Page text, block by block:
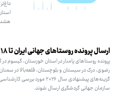
ارسال پرونده روستاهای جهانی ایران تا ۱۸ خرداد به UN Tourism
پرونده روستاهای پامنار در استان خوزستان، گیسوم در
رضوی، درک در سیستان و بلوچستان، قلعه‌بالا در
سازمان جهانی گردشگری ارسال شوند.